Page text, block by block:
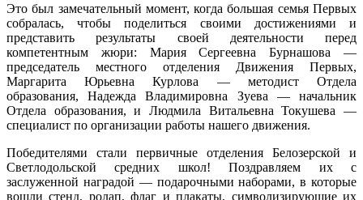
Это был замечательный момент, когда большая семья Первых
собралась, чтобы поделиться своими достижениями и
представить результаты своей деятельности перед
компетентным жюри: Мария Сергеевна Бурнашова —
председатель местного отделения Движения Первых,
Маргарита Юрьевна Курлова — методист Отдела
образования, Надежда Владимировна Зуева — начальник
Отдела образования, и Людмила Витальевна Токушева —
специалист по организации работы нашего движения.
Победителями стали первичные отделения Белозерской и
Светлодольской средних школ! Поздравляем их с
заслуженной наградой — подарочными наборами, в которые
вошли стенд, ролап, флаг и плакаты, символизирующие их